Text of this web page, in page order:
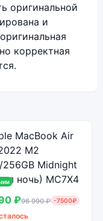
оригинальной
и
корректная
₽96 990 ₽ -7500₽